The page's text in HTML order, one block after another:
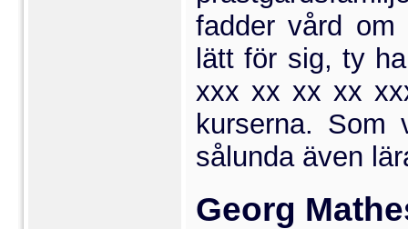
fadder vård om
lätt för sig, ty
xxx xx xx xx
kurserna. Som
sålunda även
Georg